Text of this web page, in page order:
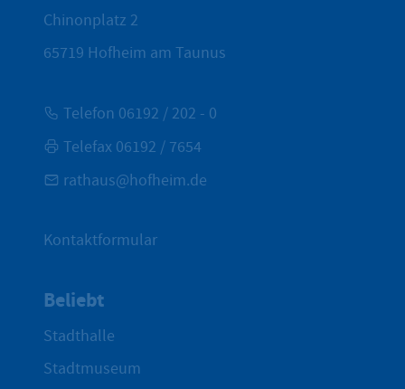
Chinonplatz 2
65719 Hofheim am Taunus
Telefon 06192 / 202 - 0
Telefax 06192 / 7654
rathaus@hofheim.de
Kontaktformular
Beliebt
Stadthalle
Stadtmuseum